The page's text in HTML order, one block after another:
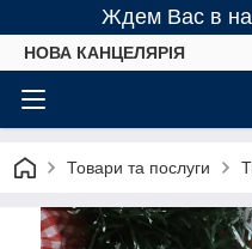
Ждем Вас в
НОВА КАНЦЕЛЯРІЯ
Товари та послуги